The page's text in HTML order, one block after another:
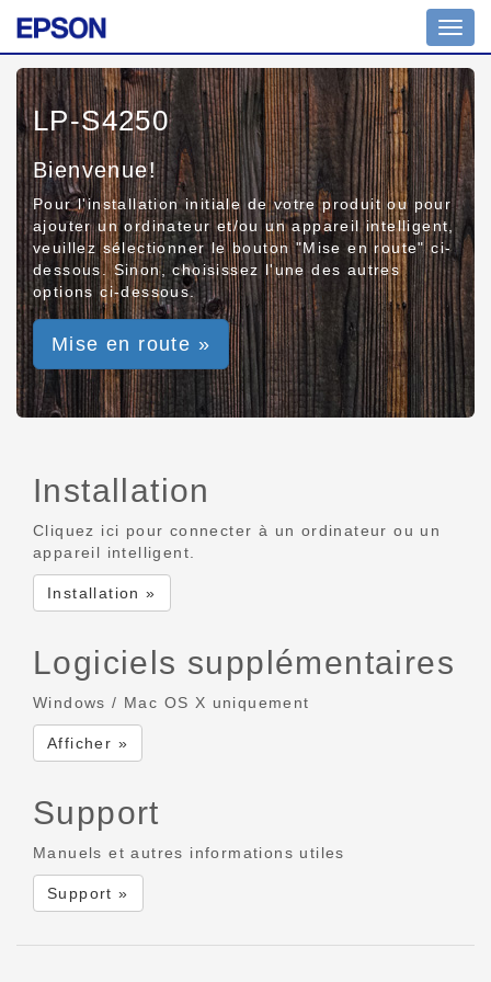
LP-S4250
Bienvenue!
Pour l'installation initiale de votre produit ou pour
ajouter un ordinateur et/ou un appareil intelligent,
veuillez sélectionner le bouton "Mise en route" ci-
dessous. Sinon, choisissez l'une des autres
options ci-dessous.
Mise en route »
Installation
Cliquez ici pour connecter à un ordinateur ou un
appareil intelligent.
Installation »
Logiciels supplémentaires
Windows / Mac OS X uniquement
Afficher »
Support
Manuels et autres informations utiles
Support »